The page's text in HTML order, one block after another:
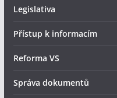
Legislativa
Přístup k informacím
Reforma VS
Správa dokumentů